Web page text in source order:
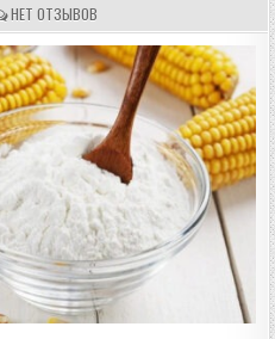
О
Т
З
Ы
В
Ы
:
НЕТ ОТЗЫВОВ